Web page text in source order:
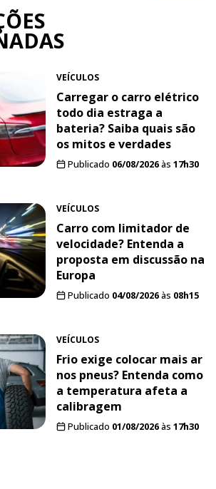
VEÍCULOS
Carregar o carro elétrico
todo dia estraga a
bateria? Saiba quais são
os mitos e verdades
Publicado 06/08/2026às 17h30
VEÍCULOS
Carro com limitador de
velocidade? Entenda a
proposta em discussão na
Europa
Publicado 04/08/2026às 08h15
VEÍCULOS
Frio exige colocar mais ar
nos pneus? Entenda como
a temperatura afeta a
calibragem
Publicado 01/08/2026às 17h30